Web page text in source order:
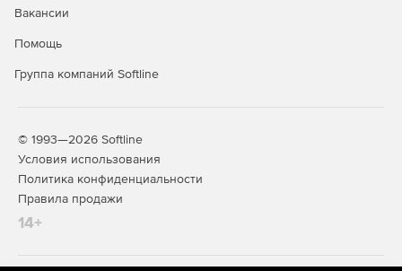
Вакансии
Помощь
Группа компаний Softline
© 1993—2026 Softline
Условия использования
Политика конфиденциальности
Правила продажи
14+